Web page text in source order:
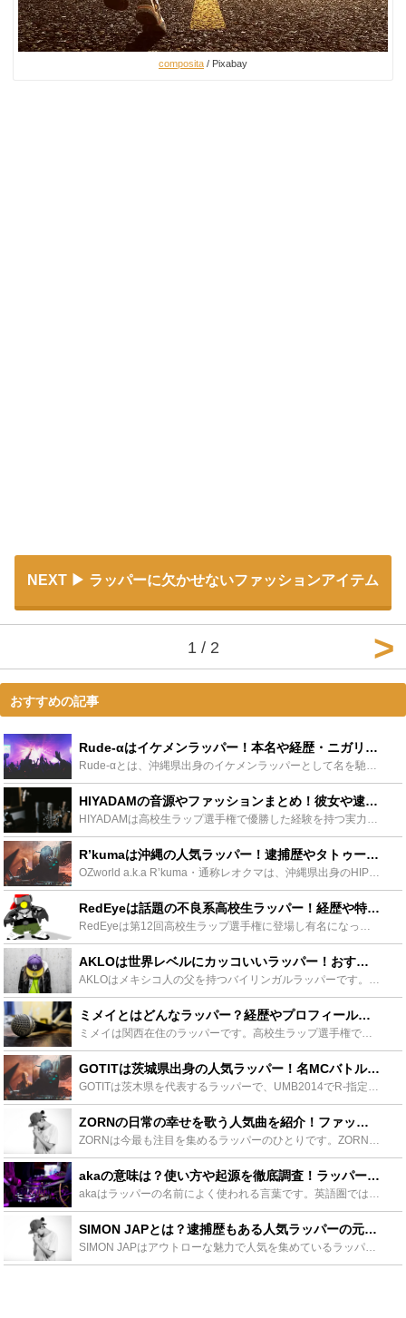
composita / Pixabay
NEXT ラッパーに欠かせないファッションアイテム
1 / 2
おすすめの記事
Rude-αはイケメンラッパー！本名や経歴・ニガリとのラップバトルも - Leisurego(レジャーゴー)
Rude-αとは、沖縄県出身のイケメンラッパーとして名を馳せました。高校生ラップ選手権で才能が開花し、その後も活躍の幅を広げています。この記事では、Rude-αのプロフィールやラップの経歴、現在の活...
HIYADAMの音源やファッションまとめ！彼女や逮捕の噂も！ - Leisurego(レジャーゴー)
HIYADAMは高校生ラップ選手権で優勝した経験を持つ実力派ラッパーです。整った顔立ちにハイセンスなファッションや髪形も話題に上がり、モデル活動もしています。HIYADAMの生い立ちや経歴と音源、彼...
R’kumaは沖縄の人気ラッパー！逮捕歴やタトゥー、裂固とのラップバトルも！ - Leisurego(レジャーゴー)
OZworld a.k.a R’kuma・通称レオクマは、沖縄県出身のHIPHOPアーティストです。高校生ラップ選手権で1回戦敗退したにも関わらず、ラップセンスが観衆の心を掴み人気となりました。この...
RedEyeは話題の不良系高校生ラッパー！経歴や特徴、性格をご紹介！ - Leisurego(レジャーゴー)
RedEyeは第12回高校生ラップ選手権に登場し有名になったラッパーです。薬ネタやコンプラを連発するラップが特徴で、かっこいいとの声があがっています。独特の声質も高い評価を得ています。有名ラッパーか...
AKLOは世界レベルにカッコいいラッパー！おすすめ曲10選やファッションも！ - Leisurego(レジャーゴー)
AKLOはメキシコ人の父を持つバイリンガルラッパーです。日本・メキシコ・アメリカで過ごした経験のある彼は、独特のワードセンスがカッコいいと話題です。AKLOの楽曲の中でおすすめ10選や、センスが良い...
ミメイとはどんなラッパー？経歴やプロフィール・音源を紹介！彼女の噂は？ - Leisurego(レジャーゴー)
ミメイは関西在住のラッパーです。高校生ラップ選手権で優勝した9forと激戦を繰り広げ、その名を広めました。この記事はミメイのプロフィールや経歴、TERUなど他ラッパーからの評価についてご紹介します。...
GOTITは茨城県出身の人気ラッパー！名MCバトルや楽曲も紹介！ - Leisurego(レジャーゴー)
GOTITは茨木県を代表するラッパーで、UMB2014でR-指定に破れはしたものの準優勝を果たしたラッパーです。人間味のあるラップや独特なパンチラインが人気を呼びました。この記事ではGOTITのプロ...
ZORNの日常の幸せを歌う人気曲を紹介！ファッションや髪形と家族も！ - Leisurego(レジャーゴー)
ZORNは今最も注目を集めるラッパーのひとりです。ZORNは”日常のささやかな幸せ”を歌うラッパーらしからぬスタイルで人気です。そんなZORNは過去には少年院に入院していたこともあります。ZORNの...
akaの意味は？使い方や起源を徹底調査！ラッパーが多く使っている？ - Leisurego(レジャーゴー)
akaはラッパーの名前によく使われる言葉です。英語圏ではよく使われている言葉なのですが日本ではakaの意味を知っている方は多くありません。この記事ではakaの意味や語源、使われ出した背景を徹底的に調...
SIMON JAPとは？逮捕歴もある人気ラッパーの元妻との関係は？ - Leisurego(レジャーゴー)
SIMON JAPはアウトローな魅力で人気を集めているラッパーです。SIMON JAPは過去に麻薬使用での逮捕歴もありますが、確かな実力で根強いファンが多い存在です。SIMON JAPの魅力と201...